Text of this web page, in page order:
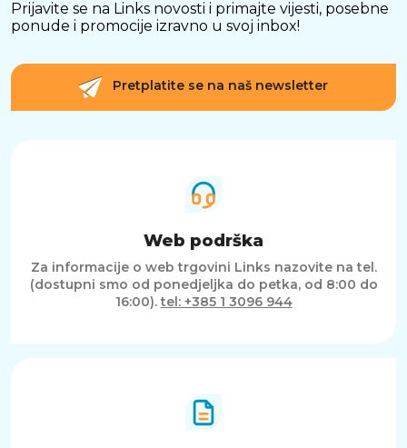
Prijavite se na Links novosti i primajte vijesti, posebne
ponude i promocije izravno u svoj inbox!
Pretplatite se na naš newsletter
Web podrška
Za informacije o web trgovini Links nazovite na tel.
(dostupni smo od ponedjeljka do petka, od 8:00 do
16:00).tel: +385 1 3096 944